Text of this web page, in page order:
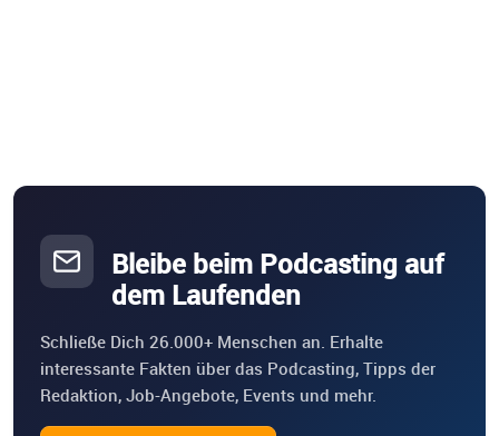
Bleibe beim Podcasting auf
dem Laufenden
Schließe Dich 26.000+ Menschen an. Erhalte
interessante Fakten über das Podcasting, Tipps der
Redaktion, Job-Angebote, Events und mehr.